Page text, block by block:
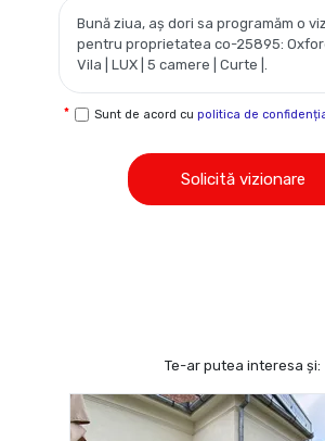
Sunt de acord cu politica de
Solicită vizionare
Te-ar putea interesa și: